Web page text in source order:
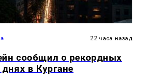
22 часа назад
сообщил о рекордных
в Кургане